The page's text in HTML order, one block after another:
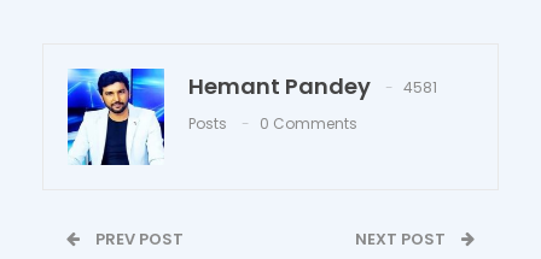
Hemant Pandey
4581
Posts
0 Comments
PREV POST NEXT POST